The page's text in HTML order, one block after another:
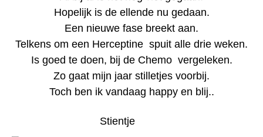
Hopelijk is de ellende nu gedaan.
Een nieuwe fase breekt aan.
Telkens om een Herceptine spuit alle drie weken.
Is goed te doen, bij de Chemo vergeleken.
Zo gaat mijn jaar stilletjes voorbij.
Toch ben ik vandaag happy en blij..
Stientje